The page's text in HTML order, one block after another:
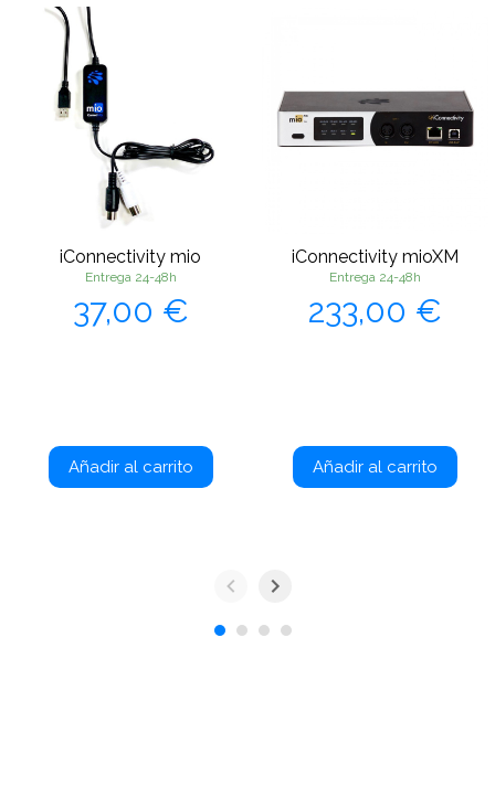
iConnectivity mio
Entrega 24-48h
Precio
37,00 €
Añadir al carrito
iConnectivity mioXM
Entrega 24-48h
Precio
233,00 €
Añadir al carrito